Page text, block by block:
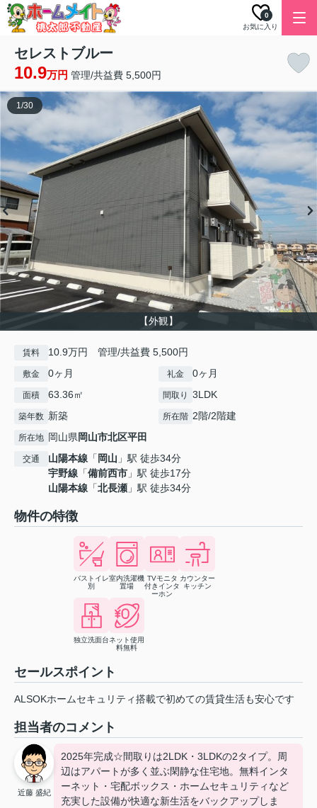
お気に入り
0
セレストブルー
10.9万円 管理/共益費 5,500円
【外観】
1/30
賃料 10.9万円 管理/共益費 5,500円
敷金 0ヶ月 礼金 0ヶ月
面積 63.36㎡ 間取り 3LDK
築年数 新築 所在階 2階/2階建
所在地 岡山県岡山市北区平田
交通 山陽本線 「 岡山 」駅 徒歩34分
宇野線 「備前西市 」駅 徒歩17分
山陽本線 「北長瀬 」駅 徒歩34分
物件の特徴
バストイレ
別
室内洗濯機
置場
TVモニタ
付きインタ
ーホン
カウンター
キッチン
独立洗面台ネット使用
料無料
セールスポイント
ALSOKホームセキュリティ搭載で初めての賃貸生活も安心です
担当者のコメント
近藤 盛紀
2025年完成☆間取りは2LDK・3LDKの2タイプ。周
辺はアパートが多く並ぶ閑静な住宅地。無料インタ
ーネット・宅配ボックス・ホームセキュリティなど
充実した設備が快適な新生活をバックアップしま